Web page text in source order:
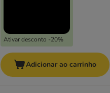
Ativar desconto -20%
Adicionar ao carrinho